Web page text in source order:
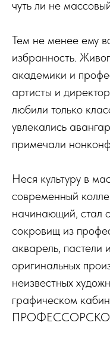
чуть ли не
Тем не менее ему
избранность.
академики и
артисты и
любили только
увлекались
примечали
Неся культуру в
современный
начинающий, стал
сокровищ из
акварель,
оригинальных
неизвестных
графическом